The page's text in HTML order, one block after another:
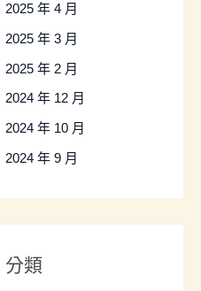
2025 年 4 月
2025 年 3 月
2025 年 2 月
2024 年 12 月
2024 年 10 月
2024 年 9 月
分類